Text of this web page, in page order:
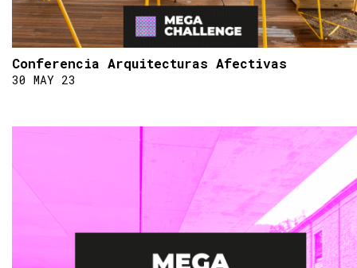
Conferencia Arquitecturas Afectivas
30 MAY 23